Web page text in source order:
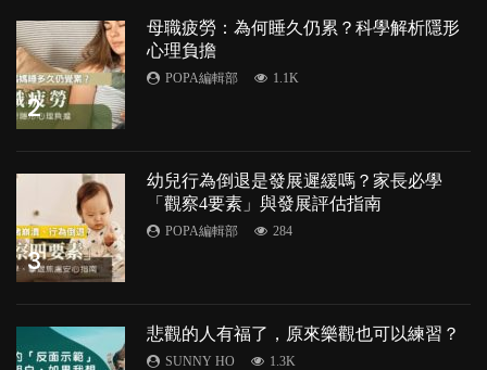
2
母職疲勞：為何睡久仍累？科學解析隱形
心理負擔
POPA編輯部 1.1K
3
幼兒行為倒退是發展遲緩嗎？家長必學
「觀察4要素」與發展評估指南
POPA編輯部 284
悲觀的人有福了，原來樂觀也可以練習？
SUNNY HO 1.3K